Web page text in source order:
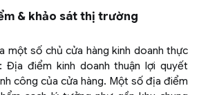
& khảo sát thị trường
một số chủ cửa hàng kinh doanh thực
Địa điểm kinh doanh thuận lợi quyết
công của cửa hàng. Một số địa điểm